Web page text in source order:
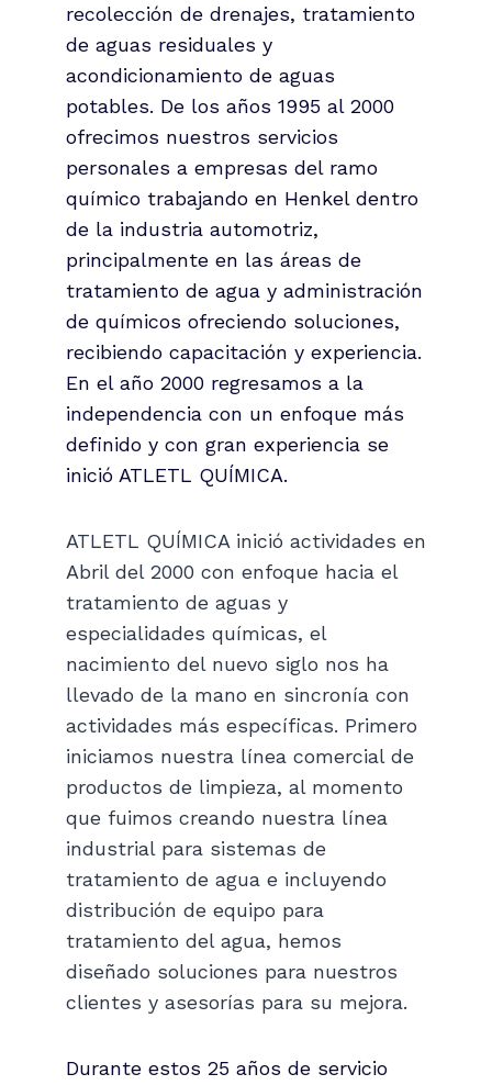
recolección de drenajes, tratamiento
de aguas residuales y
acondicionamiento de aguas
potables. De los años 1995 al 2000
ofrecimos nuestros servicios
personales a empresas del ramo
químico trabajando en Henkel dentro
de la industria automotriz,
principalmente en las áreas de
tratamiento de agua y administración
de químicos ofreciendo soluciones,
recibiendo capacitación y experiencia.
En el año 2000 regresamos a la
independencia con un enfoque más
definido y con gran experiencia se
inició ATLETL QUÍMICA.
ATLETL QUÍMICA inició actividades en
Abril del 2000 con enfoque hacia el
tratamiento de aguas y
especialidades químicas, el
nacimiento del nuevo siglo nos ha
llevado de la mano en sincronía con
actividades más específicas. Primero
iniciamos nuestra línea comercial de
productos de limpieza, al momento
que fuimos creando nuestra línea
industrial para sistemas de
tratamiento de agua e incluyendo
distribución de equipo para
tratamiento del agua, hemos
diseñado soluciones para nuestros
clientes y asesorías para su mejora.
Durante estos 25 años de servicio